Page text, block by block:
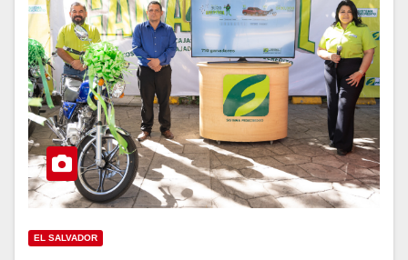
EL SALVADOR